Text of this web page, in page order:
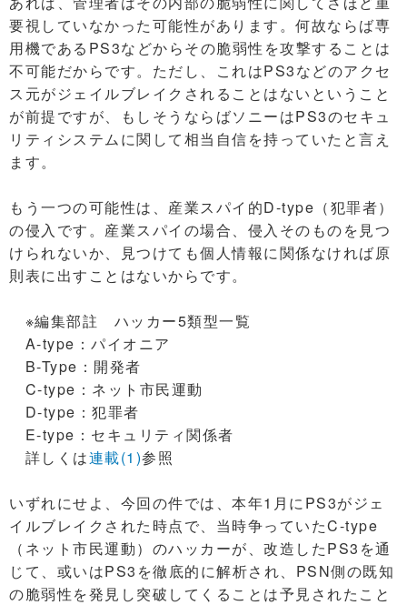
要視していなかった可能性があります。何故ならば専
用機であるPS3などからその脆弱性を攻撃することは
不可能だからです。ただし、これはPS3などのアクセ
ス元がジェイルブレイクされることはないということ
が前提ですが、もしそうならばソニーはPS3のセキュ
リティシステムに関して相当自信を持っていたと言え
ます。
もう一つの可能性は、産業スパイ的D-type（犯罪者）
の侵入です。産業スパイの場合、侵入そのものを見つ
けられないか、見つけても個人情報に関係なければ原
則表に出すことはないからです。
※編集部註 ハッカー5類型一覧
A-type：パイオニア
B-Type：開発者
C-type：ネット市民運動
D-type：犯罪者
E-type：セキュリティ関係者
詳しくは連載(1)参照
いずれにせよ、今回の件では、本年1月にPS3がジェ
イルブレイクされた時点で、当時争っていたC-type
（ネット市民運動）のハッカーが、改造したPS3を通
じて、或いはPS3を徹底的に解析され、PSN側の既知
の脆弱性を発見し突破してくることは予見されたこと